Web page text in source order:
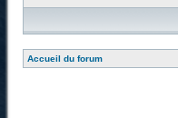
Accueil du forum